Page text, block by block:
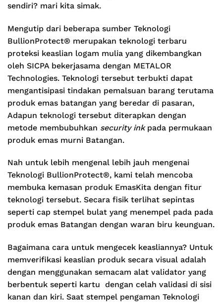
sendiri? mari kita simak.
Mengutip dari beberapa sumber Teknologi
BullionProtect® merupakan teknologi terbaru
proteksi keaslian logam mulia yang dikembangkan
oleh SICPA bekerjasama dengan METALOR
Technologies. Teknologi tersebut terbukti dapat
mengantisipasi tindakan pemalsuan barang terutama
produk emas batangan yang beredar di pasaran,
Adapun teknologi tersebut diterapkan dengan
metode membubuhkan security inkpada permukaan
produk emas murni Batangan.
Nah untuk lebih mengenal lebih jauh mengenai
Teknologi BullionProtect®, kami telah mencoba
membuka kemasan produk EmasKita dengan fitur
teknologi tersebut. Secara fisik terlihat sepintas
seperti cap stempel bulat yang menempel pada pada
produk emas Batangan dengan waran biru keunguan.
Bagaimana cara untuk mengecek keasliannya? Untuk
memverifikasi keaslian produk secara visual adalah
dengan menggunakan semacam alat validator yang
berbentuk seperti kartu dengan celah validasi di sisi
kanan dan kiri. Saat stempel pengaman Teknologi